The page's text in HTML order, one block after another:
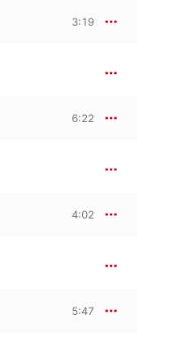
3:19
6:22
4:02
5:47